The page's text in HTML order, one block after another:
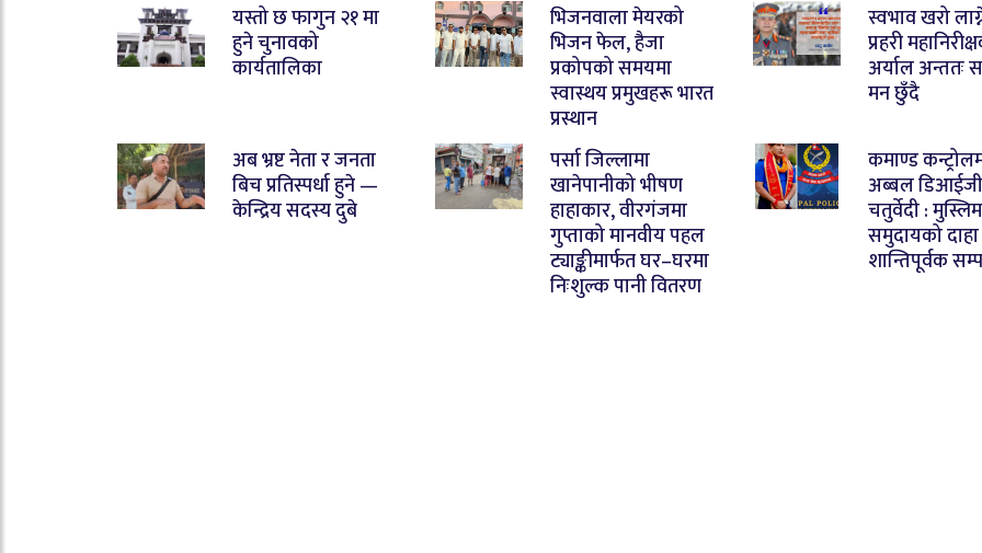
यस्तो छ फागुन २१ मा
हुने चुनावको
कार्यतालिका
भिजनवाला मेयरको
भिजन फेल, हैजा
प्रकोपको समयमा
स्वास्थय प्रमुखहरू भारत
प्रस्थान
स्वभाव खरो
प्रहरी
अर्याल अन्ततः
मन छुँदै
अब भ्रष्ट नेता र जनता
बिच प्रतिस्पर्धा हुने —
केन्द्रिय सदस्य दुबे
पर्सा जिल्लामा
खानेपानीको भीषण
हाहाकार, वीरगंजमा
गुप्ताको मानवीय पहल
ट्याङ्कीमार्फत घर–घरमा
निःशुल्क पानी वितरण
कमाण्ड
अब्बल डिआईजी
चतुर्वेदी : मुस्लिम
समुदायको दाहा
शान्तिपूर्वक